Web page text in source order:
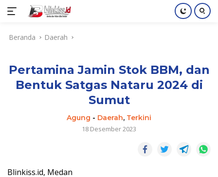
Beranda Daerah
Pertamina Jamin Stok BBM, dan
Bentuk Satgas Nataru 2024 di
Sumut
Agung - Daerah, Terkini
18 Desember 2023
Blinkiss.id, Medan